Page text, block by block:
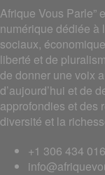
Afrique Vous Parle”
numérique dédiée à
sociaux,
liberté et de
de donner une voix
d’aujourd’hui et de
approfondies et des
diversité et la
+1 306 434